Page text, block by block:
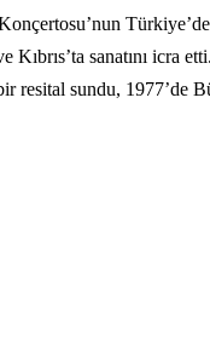
sanatını icra
sundu, 1977’de